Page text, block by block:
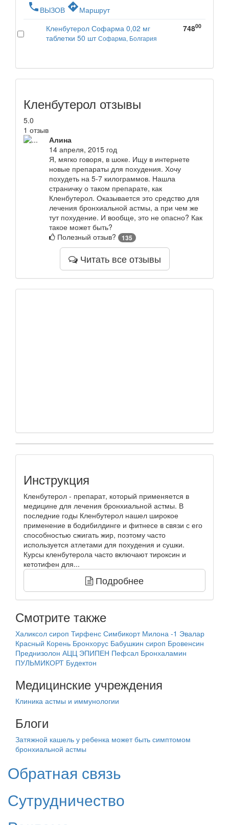
phone ВЫЗОВ directionsМаршрут
Кленбутерол Софарма 0,02 мг
таблетки 50 штСофарма, Болгария
74800
Кленбутерол отзывы
5.0
1 отзыв
Алина
14 апреля, 2015 год
Я, мягко говоря, в шоке. Ищу в интернете
новые препараты для похудения. Хочу
похудеть на 5-7 килограммов. Нашла
страничку о таком препарате, как
Кленбутерол. Оказывается это средство для
лечения бронхиальной астмы, а при чем же
тут похудение. И вообще, это не опасно? Как
такое может быть?
Полезный отзыв?
135
Читать все отзывы
Инструкция
Кленбутерол - препарат, который применяется в
медицине для лечения бронхиальной астмы. В
последние годы Кленбутерол нашел широкое
применение в бодибилдинге и фитнесе в связи с его
способностью сжигать жир, поэтому часто
используется атлетами для похудения и сушки.
Курсы кленбутерола часто включают тироксин и
кетотифен для...
Подробнее
Смотрите также
Халиксол сироп Тирфенс Симбикорт Милона -1 Эвалар
Красный Корень Бронхорус Бабушкин сироп Бровенсин
Преднизолон АЦЦ ЭПИПЕН Пефсал Бронхаламин
ПУЛЬМИКОРТ Будектон
Медицинские учреждения
Клиника астмы и иммунологии
Блоги
Затяжной кашель у ребенка может быть симптомом
бронхиальной астмы
Обратная связь
Сутрудничество